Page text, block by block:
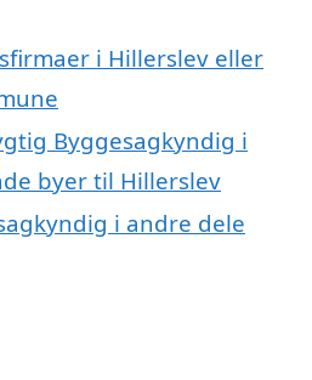
i Hillerslev eller
Byggesagkyndig i
byer til Hillerslev
i andre dele